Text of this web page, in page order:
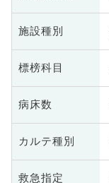
施設種別
標榜科目
病床数
カルテ種別
救急指定